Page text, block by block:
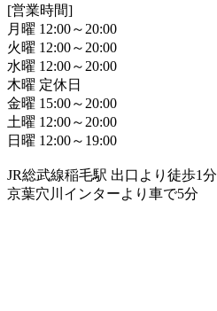
[営業時間]
月曜 12:00～20:00
火曜 12:00～20:00
水曜 12:00～20:00
木曜 定休日
金曜 15:00～20:00
土曜 12:00～20:00
日曜 12:00～19:00
JR総武線稲毛駅 出口より徒歩1分
京葉穴川インターより車で5分